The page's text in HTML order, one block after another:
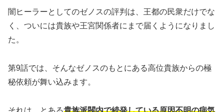
闇ヒーラーとしてのゼノスの評判は、王都の民衆だけでな
く、ついには貴族や王宮関係者にまで届くようになりまし
た。
第9話では、そんなゼノスのもとにある高位貴族からの極
秘依頼が舞い込みます。
それは、とある貴族派閥内で続発している原因不明の病気